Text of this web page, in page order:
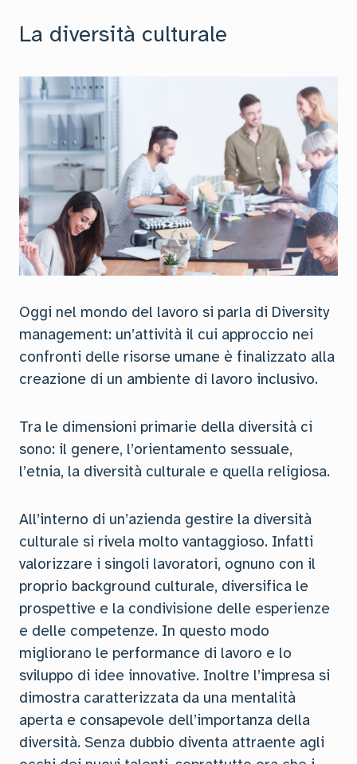
La diversità culturale
Oggi nel mondo del lavoro si parla di Diversity
management: un’attività il cui approccio nei
confronti delle risorse umane è finalizzato alla
creazione di un ambiente di lavoro inclusivo.
Tra le dimensioni primarie della diversità ci
sono: il genere, l’orientamento sessuale,
l’etnia, la diversità culturale e quella religiosa.
All’interno di un’azienda gestire la diversità
culturale si rivela molto vantaggioso. Infatti
valorizzare i singoli lavoratori, ognuno con il
proprio background culturale, diversifica le
prospettive e la condivisione delle esperienze
e delle competenze. In questo modo
migliorano le performance di lavoro e lo
sviluppo di idee innovative. Inoltre l’impresa si
dimostra caratterizzata da una mentalità
aperta e consapevole dell’importanza della
diversità. Senza dubbio diventa attraente agli